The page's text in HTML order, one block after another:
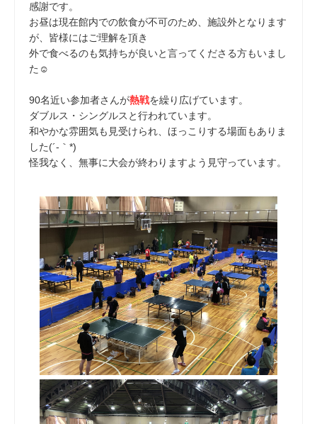
感謝です。
お昼は現在館内での飲食が不可のため、施設外となります
が、皆様にはご理解を頂き
外で食べるのも気持ちが良いと言ってくださる方もいまし
た☺
90名近い参加者さんが熱戦を繰り広げています。
ダブルス・シングルスと行われています。
和やかな雰囲気も見受けられ、ほっこりする場面もありま
した(´-｀*)
怪我なく、無事に大会が終わりますよう見守っています。